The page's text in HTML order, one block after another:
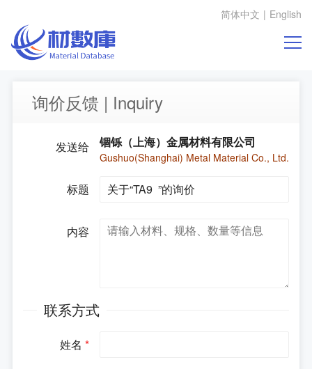
简体中文 | English
询价反馈 | Inquiry
发送给 锢铄（上海）金属材料有限公司
Gushuo(Shanghai) Metal Material Co., Ltd.
标题
内容
联系方式
姓名 *